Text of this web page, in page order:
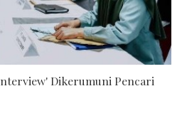
Dikerumuni Pencari